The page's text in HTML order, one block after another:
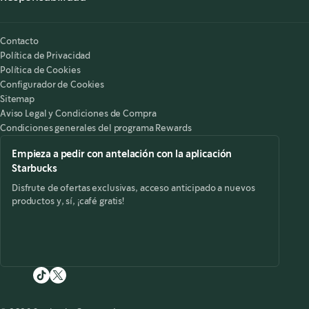
Contacto
Política de Privacidad
Política de Cookies
Configurador de Cookies
Sitemap
Aviso Legal y Condiciones de Compra
Condiciones generales del programa Rewards
Empieza a pedir con antelación con la aplicación
Starbucks
Disfrute de ofertas exclusivas, acceso anticipado a nuevos
productos y, sí, ¡café gratis!